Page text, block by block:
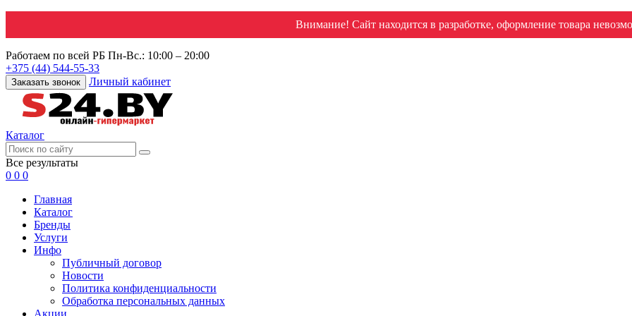
Внимание! Сайт находится в разработке, оформление товара
Работаем по всей РБ Пн-Вс.: 10:00 – 20:00
+375 (44) 544-55-33
Заказать звонок Личный кабинет
Каталог
Все результаты
0 0 0
Главная
Каталог
Бренды
Услуги
Инфо
Публичный договор
Новости
Политика конфиденциальности
Обработка персональных данных
Акции